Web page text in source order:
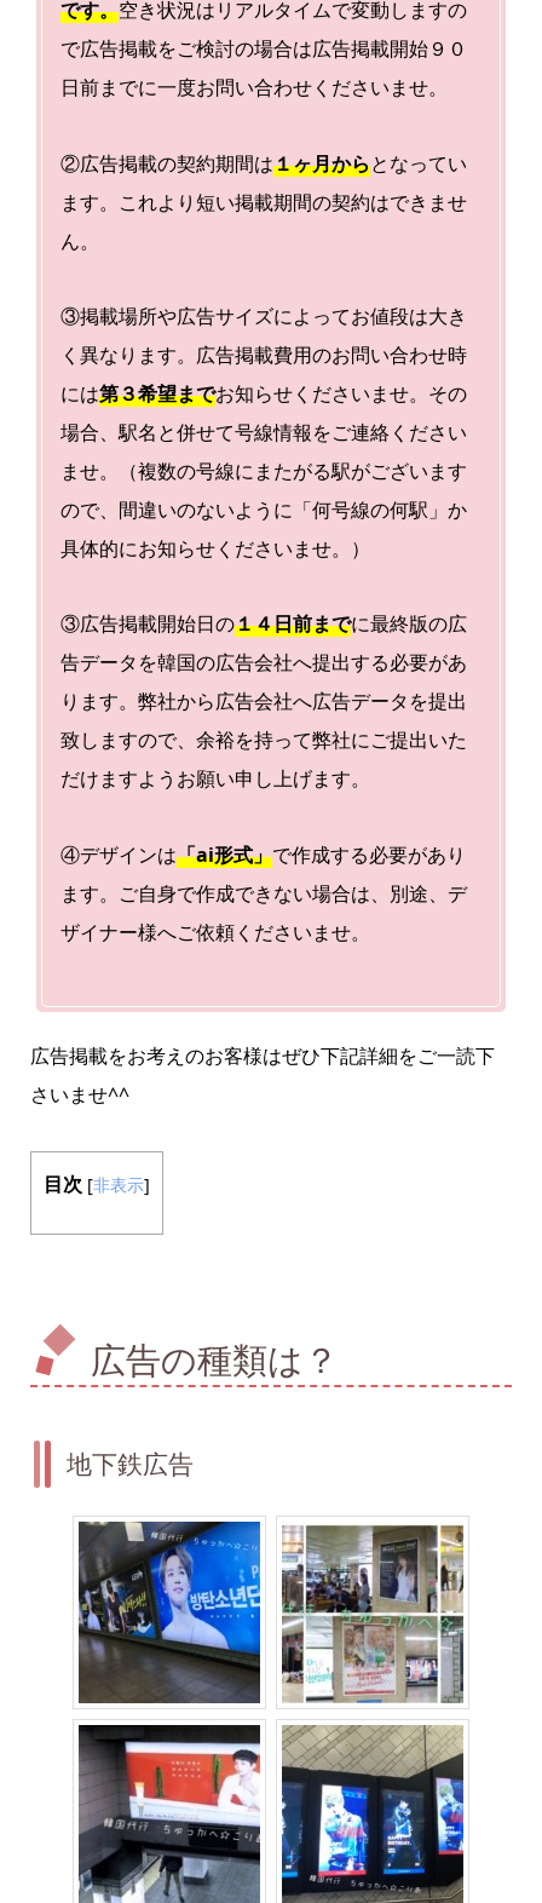
です。空き状況はリアルタイムで変動しますの
で広告掲載をご検討の場合は広告掲載開始９０
日前までに一度お問い合わせくださいませ。
②広告掲載の契約期間は１ヶ月からとなってい
ます。これより短い掲載期間の契約はできませ
ん。
③掲載場所や広告サイズによってお値段は大き
く異なります。広告掲載費用のお問い合わせ時
には第３希望までお知らせくださいませ。その
場合、駅名と併せて号線情報をご連絡ください
ませ。（複数の号線にまたがる駅がございます
ので、間違いのないように「何号線の何駅」か
具体的にお知らせくださいませ。）
③広告掲載開始日の１４日前までに最終版の広
告データを韓国の広告会社へ提出する必要があ
ります。弊社から広告会社へ広告データを提出
致しますので、余裕を持って弊社にご提出いた
だけますようお願い申し上げます。
④デザインは「ai形式」で作成する必要があり
ます。ご自身で作成できない場合は、別途、デ
ザイナー様へご依頼くださいませ。
広告掲載をお考えのお客様はぜひ下記詳細をご一読下
さいませ^^
目次 [非表示]
広告の種類は？
地下鉄広告